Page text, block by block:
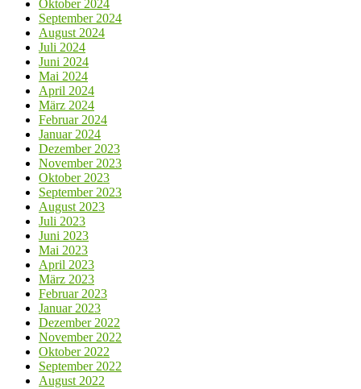
Oktober 2024
September 2024
August 2024
Juli 2024
Juni 2024
Mai 2024
April 2024
März 2024
Februar 2024
Januar 2024
Dezember 2023
November 2023
Oktober 2023
September 2023
August 2023
Juli 2023
Juni 2023
Mai 2023
April 2023
März 2023
Februar 2023
Januar 2023
Dezember 2022
November 2022
Oktober 2022
September 2022
August 2022